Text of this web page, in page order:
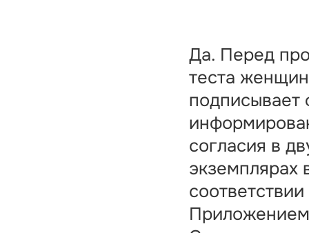
Да. Перед
теста
подписывает
согласия в
экземплярах
соответствии